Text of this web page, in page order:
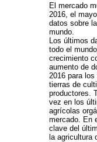
El mercado
2016, el
datos sobre
mundo.
Los últimos
todo el
crecimiento
aumento de
2016 para
tierras de
productores.
vez en los
agrícolas
mercado. En
clave del
la agricultura